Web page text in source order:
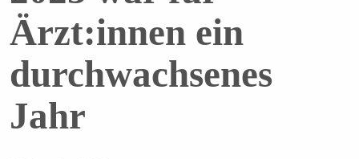
Ärzt:innen ein
durchwachsenes
Jahr